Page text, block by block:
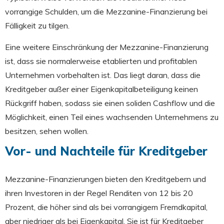
vorrangige Schulden, um die Mezzanine-Finanzierung bei
Fälligkeit zu tilgen.
Eine weitere Einschränkung der Mezzanine-Finanzierung
ist, dass sie normalerweise etablierten und profitablen
Unternehmen vorbehalten ist. Das liegt daran, dass die
Kreditgeber außer einer Eigenkapitalbeteiligung keinen
Rückgriff haben, sodass sie einen soliden Cashflow und die
Möglichkeit, einen Teil eines wachsenden Unternehmens zu
besitzen, sehen wollen.
Vor- und Nachteile für Kreditgeber
Mezzanine-Finanzierungen bieten den Kreditgebern und
ihren Investoren in der Regel Renditen von 12 bis 20
Prozent, die höher sind als bei vorrangigem Fremdkapital,
aber niedriger als bei Eigenkapital. Sie ist für Kreditgeber